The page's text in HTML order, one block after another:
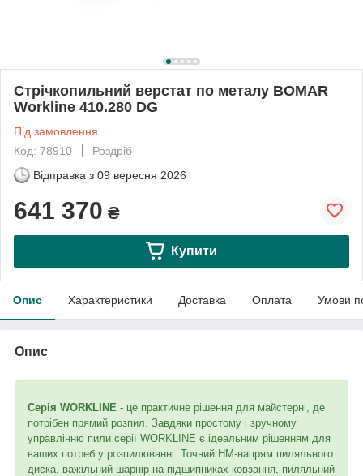
Стрічкопильний верстат по металу BOMAR
Workline 410.280 DG
Під замовлення
Код: 78910
Роздріб
Відправка з 09 вересня 2026
641 370 ₴
Купити
Опис Характеристики Доставка Оплата Умови
Опис
Серія WORKLINE - це практичне рішення для майстерні, де
потрібен прямий розпил. Завдяки простому і зручному
управлінню пили серії WORKLINE є ідеальним рішенням для
ваших потреб у розпилюванні. Точний HM-напрям пиляльного
диска, важільний шарнір на підшипниках ковзання, пиляльний